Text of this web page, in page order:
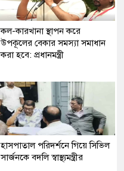
কল-কারখানা স্থাপন করে
উপকূলের বেকার সমস্যা সমাধান
করা হবে: প্রধানমন্ত্রী
হাসপাতাল পরিদর্শনে গিয়ে সিভিল
সার্জনকে বদলি স্বাস্থ্যমন্ত্রীর